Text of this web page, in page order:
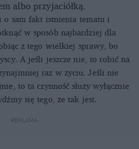
albo przyjaciółką.
o sam fakt istnienia tematu i
w sposób najbardziej dla
z tego wielkiej sprawy, bo
A jeśli jeszcze nie, to robić na
raz w życiu. Jeśli nie
to ta czynność służy wyłącznie
się tego, że tak jest.
REKLAMA